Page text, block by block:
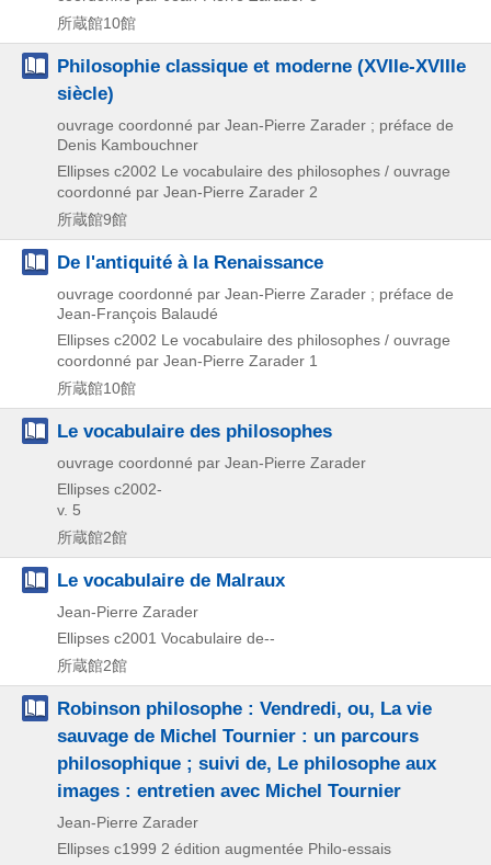
所蔵館10館
Philosophie classique et moderne (XVIIe-XVIIIe
siècle)
ouvrage coordonné par Jean-Pierre Zarader ; préface de
Denis Kambouchner
Ellipses c2002 Le vocabulaire des philosophes / ouvrage
coordonné par Jean-Pierre Zarader 2
所蔵館9館
De l'antiquité à la Renaissance
ouvrage coordonné par Jean-Pierre Zarader ; préface de
Jean-François Balaudé
Ellipses c2002 Le vocabulaire des philosophes / ouvrage
coordonné par Jean-Pierre Zarader 1
所蔵館10館
Le vocabulaire des philosophes
ouvrage coordonné par Jean-Pierre Zarader
Ellipses c2002-
v. 5
所蔵館2館
Le vocabulaire de Malraux
Jean-Pierre Zarader
Ellipses c2001 Vocabulaire de--
所蔵館2館
Robinson philosophe : Vendredi, ou, La vie
sauvage de Michel Tournier : un parcours
philosophique ; suivi de, Le philosophe aux
images : entretien avec Michel Tournier
Jean-Pierre Zarader
Ellipses c1999 2 édition augmentée Philo-essais